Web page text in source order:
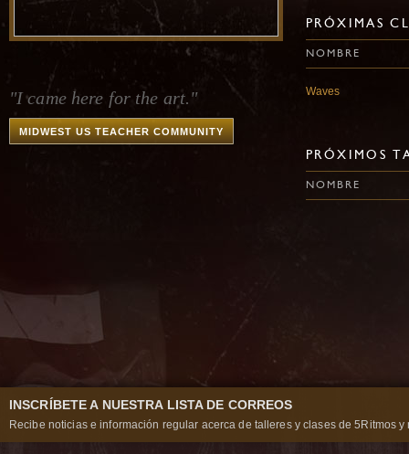
"I came here for the art."
MIDWEST US TEACHER COMMUNITY
PRÓXIMAS
NOMBRE
Waves
PRÓXIMOS
NOMBRE
INSCRÍBETE A NUESTRA LISTA DE CORREOS
Recibe noticias e información regular acerca de talleres y clases de 5Ritmos y